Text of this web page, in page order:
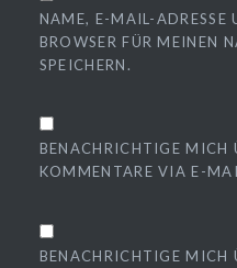
NAME, E-MAIL-ADRESSE
BROWSER FÜR MEINEN
SPEICHERN.
BENACHRICHTIGE MICH
KOMMENTARE VIA E-
BENACHRICHTIGE MICH